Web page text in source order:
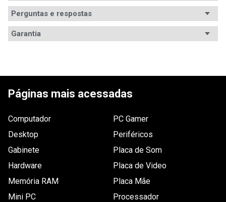
Padrão DDR3
Capacidade
Voltagem
Conteúdo
da
embalagem
1x Memória DDR3 - 8GB (1x 8GB) / 1.600MHz - G.Skill
Value - F3-1600C11S-8GNT
Avaliações
ESCREVER AVALIAÇÃO
Perguntas e respostas
Garantia
Páginas mais acessadas
Computador
Desktop
Gabinete
Hardware
Memória RAM
Mini PC
PC Gamer
Periféricos
Placa de Som
Placa de Video
Placa Mãe
Processador